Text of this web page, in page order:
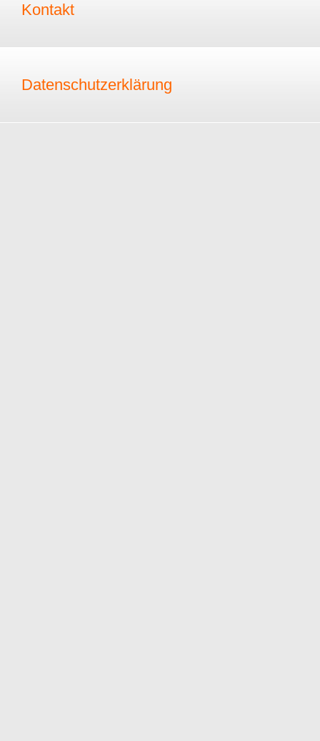
Kontakt
Datenschutzerklärung